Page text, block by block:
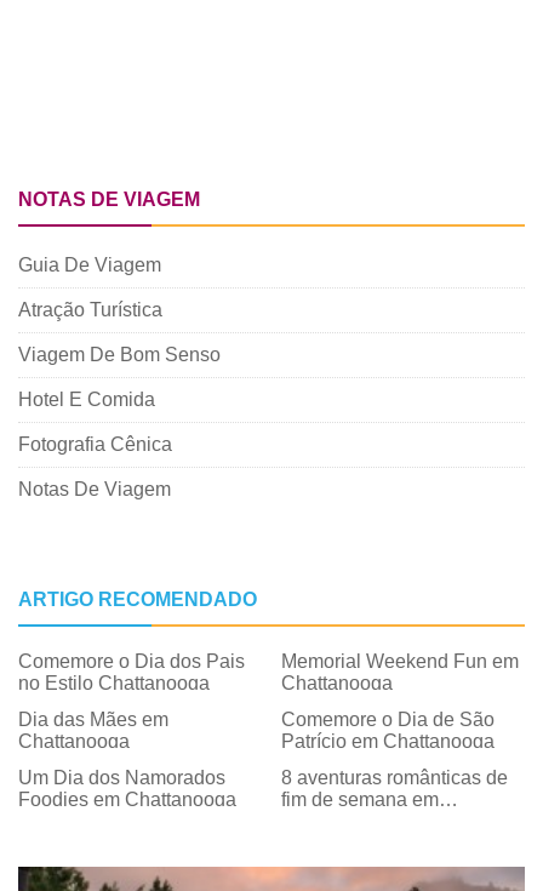
NOTAS DE VIAGEM
Guia De Viagem
Atração Turística
Viagem De Bom Senso
Hotel E Comida
Fotografia Cênica
Notas De Viagem
ARTIGO RECOMENDADO
Comemore o Dia dos Pais
no Estilo Chattanooga
Memorial Weekend Fun em
Chattanooga
Dia das Mães em
Chattanooga
Comemore o Dia de São
Patrício em Chattanooga
Um Dia dos Namorados
Foodies em Chattanooga
8 aventuras românticas de
fim de semana em